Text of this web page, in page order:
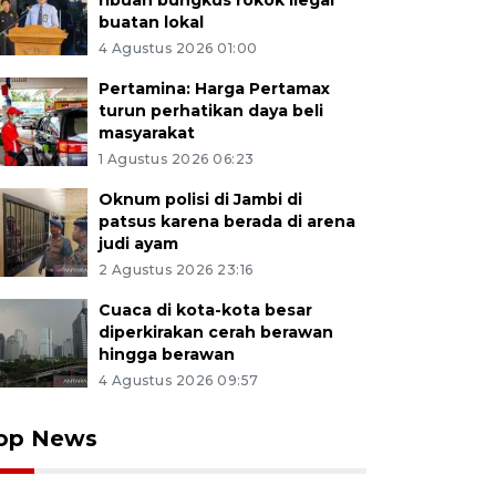
buatan lokal
4 Agustus 2026 01:00
Pertamina: Harga Pertamax
turun perhatikan daya beli
masyarakat
1 Agustus 2026 06:23
Oknum polisi di Jambi di
patsus karena berada di arena
judi ayam
2 Agustus 2026 23:16
Cuaca di kota-kota besar
diperkirakan cerah berawan
hingga berawan
4 Agustus 2026 09:57
News